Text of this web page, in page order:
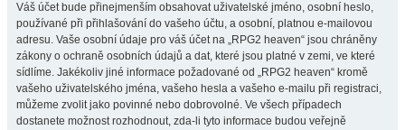
Váš účet bude přinejmenším obsahovat uživatelské jméno, osobní heslo,
používané při přihlašování do vašeho účtu, a osobní, platnou e-mailovou
adresu. Vaše osobní údaje pro váš účet na „RPG2 heaven“ jsou chráněny
zákony o ochraně osobních údajů a dat, které jsou platné v zemi, ve které
sídlíme. Jakékoliv jiné informace požadované od „RPG2 heaven“ kromě
vašeho uživatelského jména, vašeho hesla a vašeho e-mailu při registraci,
můžeme zvolit jako povinné nebo dobrovolné. Ve všech případech
dostanete možnost rozhodnout, zda-li tyto informace budou veřejně